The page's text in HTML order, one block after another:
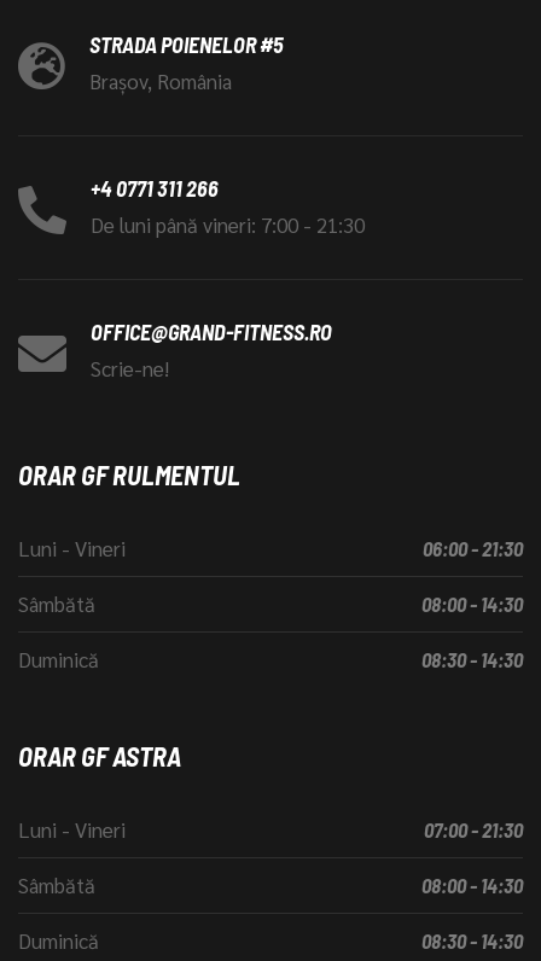
STRADA POIENELOR #5
Brașov, România
+4 0771 311 266
De luni până vineri: 7:00 - 21:30
OFFICE@GRAND-FITNESS.RO
Scrie-ne!
ORAR GF RULMENTUL
Luni - Vineri 06:00 - 21:30
Sâmbătă 08:00 - 14:30
Duminică 08:30 - 14:30
ORAR GF ASTRA
Luni - Vineri 07:00 - 21:30
Sâmbătă 08:00 - 14:30
Duminică 08:30 - 14:30